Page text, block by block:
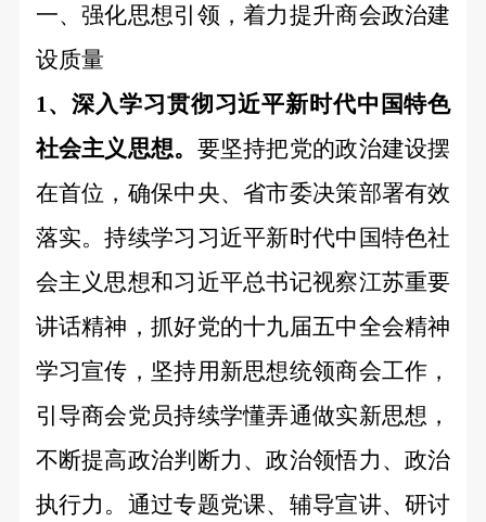
一、强化思想引领，着力提升商会政治建
设质量
1、深入学习贯彻习近平新时代中国特色
社会主义思想。 要坚持把党的政治建设摆
在首位，确保中央、省市委决策部署有效
落实。持续学习习近平新时代中国特色社
会主义思想和习近平总书记视察江苏重要
讲话精神 ，抓好党的十九届五中全会精神
学习宣传，坚持用新思想统领商会工作，
引导商会党员持续学懂弄通做实新思想，
不断提高政治判断力、政治领悟力、政治
执行力。 通过专题党课、辅导宣讲、研讨